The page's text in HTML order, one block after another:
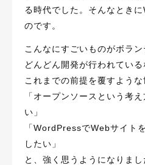
る時代でした。そんなとき
のです。
こんなにすごいものがボラ
どんどん開発が行われてい
これまでの前提を覆すような
「オープンソースという考
い」
「WordPressでWebサイト
したい」
と、強く思うようになりまし